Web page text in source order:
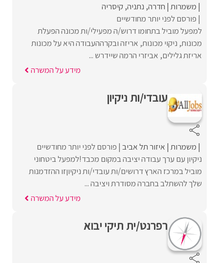
משמרות חדרה נתניה קיסריה
פורסם לפני יותר מחודשיים
למפעל מוביל בתחומו דרוש/ה מפעילי/ות מכונה הפעלת
מכונות, ניקוי מכונות, אריזה ובקרההעבודה היא על מכונות
אריזת גלילים, אביזרי הרמה שיידרש ...
מידע על המשרה
עובדי/ות ניקיון
משמרות איזור תל אביב פורסם לפני יותר מחודשיים
ניקיון עם ערך עבודה יציבה במקום מכבד!למפעל ביטחוני
מוביל במרכז הארץ דרושים/ות עובדי/ות ניקיוןזו ההזדמנות
שלך להשתלב בחברה מסודרת ויציבה ...
מידע על המשרה
רפרנט/ית תיקי יבוא